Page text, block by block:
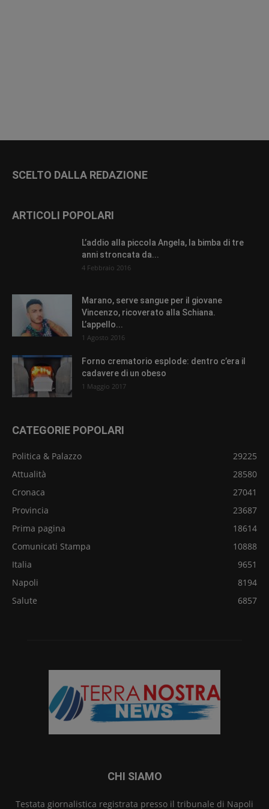
SCELTO DALLA REDAZIONE
ARTICOLI POPOLARI
L’addio alla piccola Angela, la bimba di tre
anni stroncata da...
4 Febbraio 2016
Marano, serve sangue per il giovane
Vincenzo, ricoverato alla Schiana.
L’appello...
1 Agosto 2016
Forno crematorio esplode: dentro c’era il
cadavere di un obeso
1 Maggio 2017
CATEGORIE POPOLARI
Politica & Palazzo
29225
Attualità
28580
Cronaca
27041
Provincia
23687
Prima pagina
18614
Comunicati Stampa
10888
Italia
9651
Napoli
8194
Salute
6857
CHI SIAMO
Testata giornalistica registrata presso il tribunale di Napoli